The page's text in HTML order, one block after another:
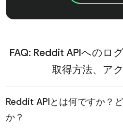
FAQ: Reddit APIへのロ
取得方法、ア
Reddit APIとは何ですか？
か？